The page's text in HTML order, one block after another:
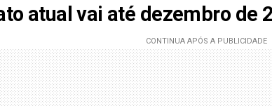
atual vai até dezembro de